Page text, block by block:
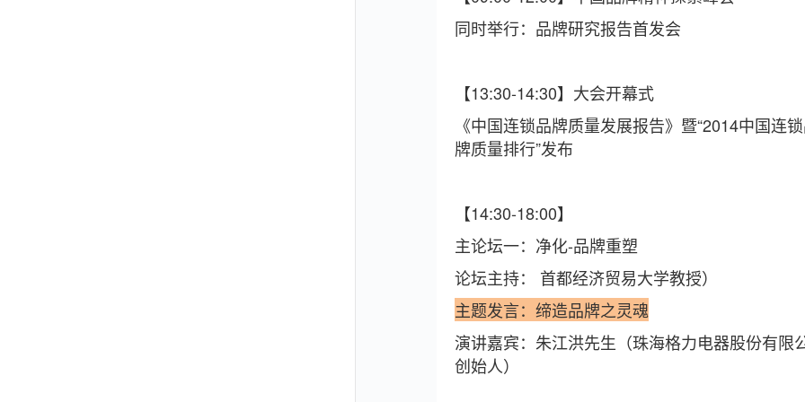
同时举行：品牌研究报告首发会
【13:30-14:30】 大会开幕式
《中国连锁品牌质量发展报告》暨“2014中国连
牌质量排行”发布
【14:30-18:00】
主论坛一：净化-品牌重塑
论坛主持： 首都经济贸易大学教授）
主题发言：缔造品牌之灵魂
演讲嘉宾：朱江洪先生（珠海格力电器股份有限
创始人）